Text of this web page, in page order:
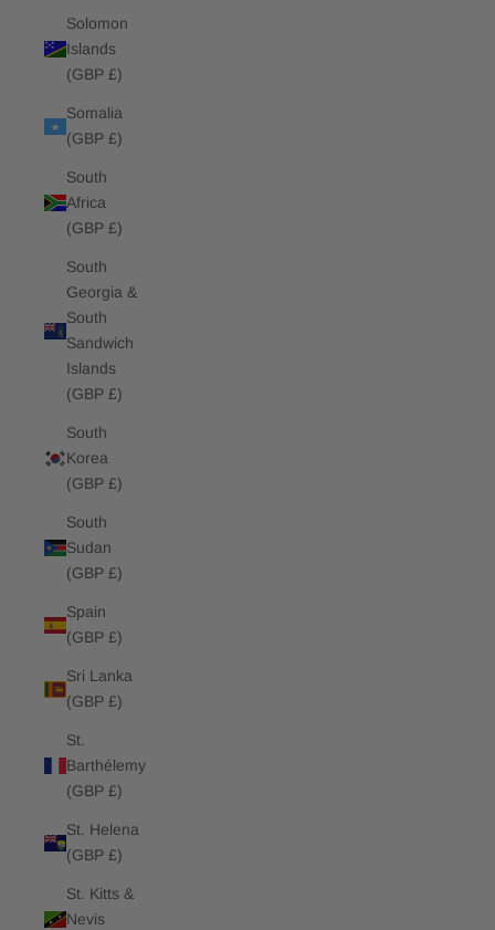
Solomon
Islands
(GBP £)
Somalia
(GBP £)
South
Africa
(GBP £)
South
Georgia &
South
Sandwich
Islands
(GBP £)
South
Korea
(GBP £)
South
Sudan
(GBP £)
Spain
(GBP £)
Sri Lanka
(GBP £)
St.
Barthélemy
(GBP £)
St. Helena
(GBP £)
St. Kitts &
Nevis